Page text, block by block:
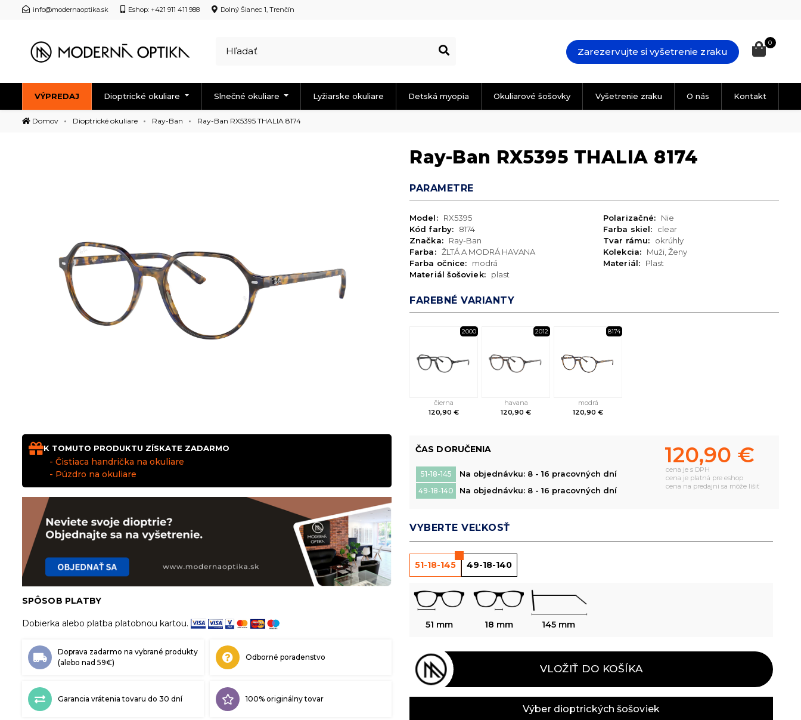
info@modernaoptika.sk Eshop: +421 911 411 988 Dolný Šianec 1, Trenčín
Zarezervujte si vyšetrenie zraku
0
VÝPREDAJ Dioptrické okuliare Slnečné okuliare Lyžiarske okuliare Detská myopia Okuliarové šošovky Vyšetrenie zraku O nás Kontakt
Domov Dioptrické okuliare Ray-Ban Ray-Ban RX5395 THALIA 8174
K TOMUTO PRODUKTU ZÍSKATE ZADARMO
- Čistiaca handrička na okuliare
- Púzdro na okuliare
SPÔSOB PLATBY
Dobierka alebo platba platobnou kartou.
Doprava zadarmo na vybrané produkty
(alebo nad 59€)
Odborné poradenstvo
Garancia vrátenia tovaru do 30 dní 100% originálny tovar
Ray-Ban RX5395 THALIA 8174
PARAMETRE
Model:
RX5395
Kód farby:
8174
Značka:
Ray-Ban
Farba: ŽLTÁ A MODRÁ HAVANA
Farba očnice:
modrá
Materiál šošoviek:
plast
Polarizačné:
Nie
Farba skiel:
clear
Tvar rámu:
okrúhly
Kolekcia:
Muži, Ženy
Materiál:
Plast
FAREBNÉ VARIANTY
2000
čierna
120,90 €
2012
havana
120,90 €
8174
modrá
120,90 €
ČAS DORUČENIA
51-18-145 Na objednávku: 8 - 16 pracovných dní
49-18-140 Na objednávku: 8 - 16 pracovných dní
120,90 €
cena je s DPH
cena je platná pre eshop
cena na predajni sa môže líšiť
VYBERTE VEĽKOSŤ
51-18-145 49-18-140
51 mm 18 mm 145 mm
VLOŽIŤ DO KOŠÍKA
Výber dioptrických šošoviek